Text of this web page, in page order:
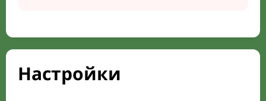
Настройки